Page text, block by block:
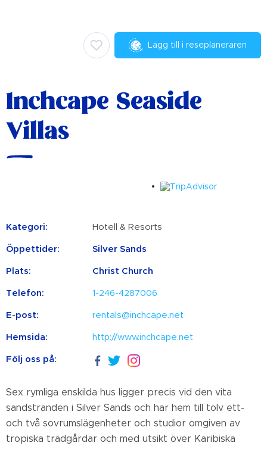
Lägg till i reseplaneraren
Inchcape Seaside
Villas
Kategori: Hotell & Resorts
Öppettider: Silver Sands
Plats: Christ Church
Telefon: 1-246-4287006
E-post: rentals@inchcape.net
Hemsida: http://www.inchcape.net
Följ oss på:
Sex rymliga enskilda hus ligger precis vid den vita
sandstranden i Silver Sands och har hem till tolv ett-
och två sovrumslägenheter och studior omgiven av
tropiska trädgårdar och med utsikt över Karibiska